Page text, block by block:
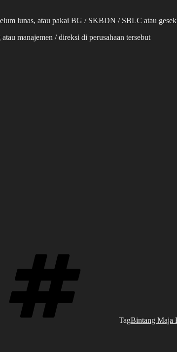
lunas, atau pakai BG / SKBDN / SBLC atau
manajemen / direksi di perusahaan tersebut
TagBintang Maja